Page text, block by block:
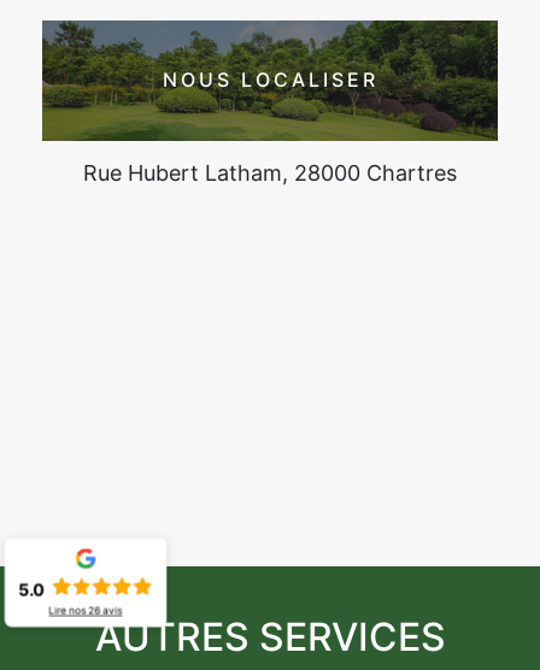
NOUS LOCALISER
Rue Hubert Latham, 28000 Chartres
AUTRES SERVICES
5.0
Lire nos26avis